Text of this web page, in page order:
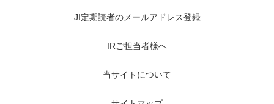
JI定期読者のメールアドレス登録
IRご担当者様へ
当サイトについて